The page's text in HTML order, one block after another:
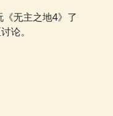
无主之地4》了
论。